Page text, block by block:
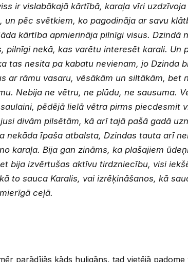
ir vislabākajā kārtībā, karaļa vīri
pēc svētkiem, ko pagodināja ar savu
kārtība apmierināja pilnīgi visus. Dzindā
pilnīgi nekā, kas varētu interesēt karali. Un
tas nesita pa kabatu nevienam, jo Dzinda
ar rāmu vasaru, vēsākām un siltākām, bet
Nebija ne vētru, ne plūdu, ne sausuma.
pēdējā lielā vētra pirms piecdesmit
divām pilsētām, kā arī tajā pašā gadā
nekāda īpaša atbalsta, Dzindas tauta arī
karaļa. Bija gan zināms, ka plašajiem
bija izvērtušas aktīvu tirdzniecību, visi
to sauca Karalis, vai izrēķināšanos, kā
ceļā.
parādījās kāds huligāns, tad vietējā